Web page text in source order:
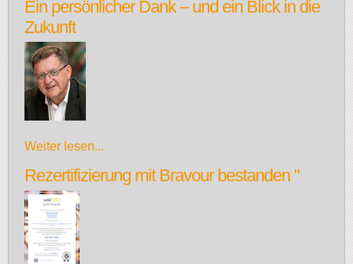
Ein persönlicher Dank – und ein Blick in die
Zukunft
Weiter lesen...
Rezertifizierung mit Bravour bestanden "